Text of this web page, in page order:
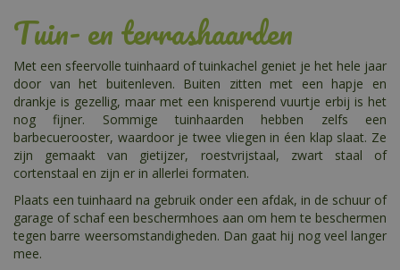
Tuin- en terrashaarden
Met een sfeervolle tuinhaard of tuinkachel geniet je het hele jaar
door van het buitenleven. Buiten zitten met een hapje en
drankje is gezellig, maar met een knisperend vuurtje erbij is het
nog fijner. Sommige tuinhaarden hebben zelfs een
barbecuerooster, waardoor je twee vliegen in éen klap slaat. Ze
zijn gemaakt van gietijzer, roestvrijstaal, zwart staal of
cortenstaal en zijn er in allerlei formaten.
Plaats een tuinhaard na gebruik onder een afdak, in de schuur of
garage of schaf een beschermhoes aan om hem te beschermen
tegen barre weersomstandigheden. Dan gaat hij nog veel langer
mee.